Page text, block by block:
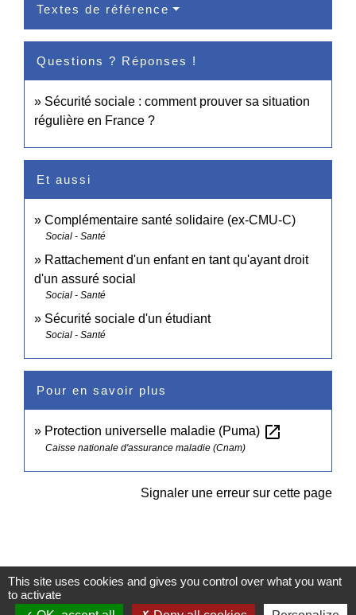
Textes de référence
Questions ? Réponses !
Sécurité sociale : comment prouver sa situation
régulière en France ?
Et aussi
Complémentaire santé solidaire (ex-CMU-C)
Social - Santé
Rattachement d'un enfant en tant qu'ayant droit
d'un assuré social
Social - Santé
Sécurité sociale d'un étudiant
Social - Santé
Pour en savoir plus
Protection universelle maladie (Puma) open_in_new
Caisse nationale d'assurance maladie (Cnam)
Signaler une erreur sur cette page
This site uses cookies and gives you control over what you want
to activate